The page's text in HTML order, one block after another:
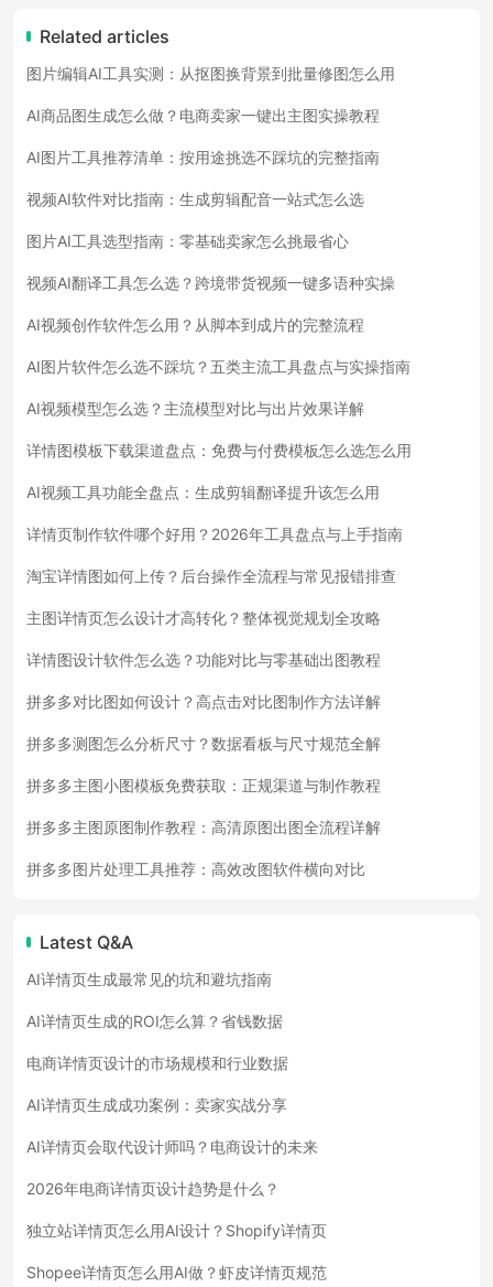
Related articles
图片编辑AI工具实测：从抠图换背景到批量修图怎么用
AI商品图生成怎么做？电商卖家一键出主图实操教程
AI图片工具推荐清单：按用途挑选不踩坑的完整指南
视频AI软件对比指南：生成剪辑配音一站式怎么选
图片AI工具选型指南：零基础卖家怎么挑最省心
视频AI翻译工具怎么选？跨境带货视频一键多语种实操
AI视频创作软件怎么用？从脚本到成片的完整流程
AI图片软件怎么选不踩坑？五类主流工具盘点与实操指南
AI视频模型怎么选？主流模型对比与出片效果详解
详情图模板下载渠道盘点：免费与付费模板怎么选怎么用
AI视频工具功能全盘点：生成剪辑翻译提升该怎么用
详情页制作软件哪个好用？2026年工具盘点与上手指南
淘宝详情图如何上传？后台操作全流程与常见报错排查
主图详情页怎么设计才高转化？整体视觉规划全攻略
详情图设计软件怎么选？功能对比与零基础出图教程
拼多多对比图如何设计？高点击对比图制作方法详解
拼多多测图怎么分析尺寸？数据看板与尺寸规范全解
拼多多主图小图模板免费获取：正规渠道与制作教程
拼多多主图原图制作教程：高清原图出图全流程详解
拼多多图片处理工具推荐：高效改图软件横向对比
Latest Q&A
AI详情页生成最常见的坑和避坑指南
AI详情页生成的ROI怎么算？省钱数据
电商详情页设计的市场规模和行业数据
AI详情页生成成功案例：卖家实战分享
AI详情页会取代设计师吗？电商设计的未来
2026年电商详情页设计趋势是什么？
独立站详情页怎么用AI设计？Shopify详情页
Shopee详情页怎么用AI做？虾皮详情页规范